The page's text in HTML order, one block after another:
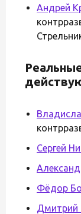
Андрей
Сергей
Фёдор
Дмитрий